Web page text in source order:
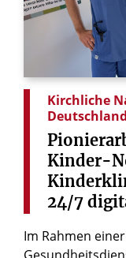
Kirchliche
Deutschland
Kinder-
24/7
Im Rahmen